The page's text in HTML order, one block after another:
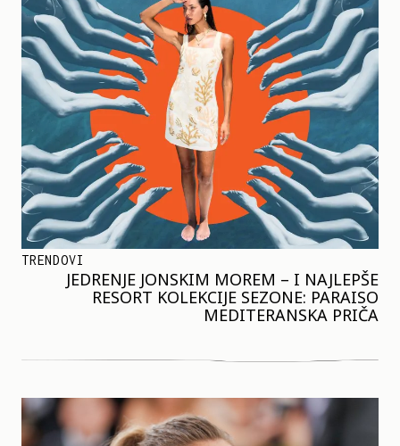
TRENDOVI
JEDRENJE JONSKIM MOREM – I NAJLEPŠE
RESORT KOLEKCIJE SEZONE: PARAISO
MEDITERANSKA PRIČA